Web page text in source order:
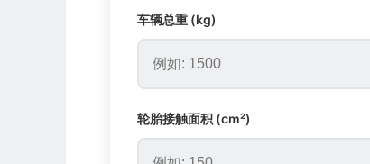
车辆总重 (kg)
轮胎接触面积 (cm²)